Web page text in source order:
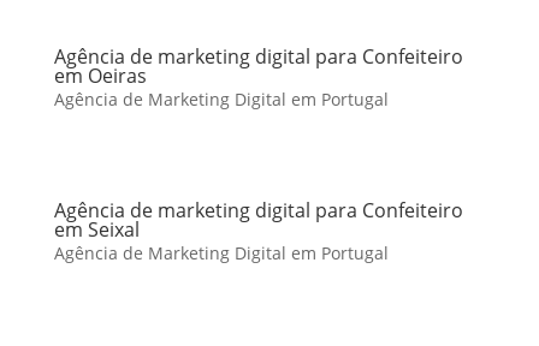
Agência de marketing digital para Confeiteiro
em Oeiras
Agência de Marketing Digital em Portugal
Agência de marketing digital para Confeiteiro
em Seixal
Agência de Marketing Digital em Portugal